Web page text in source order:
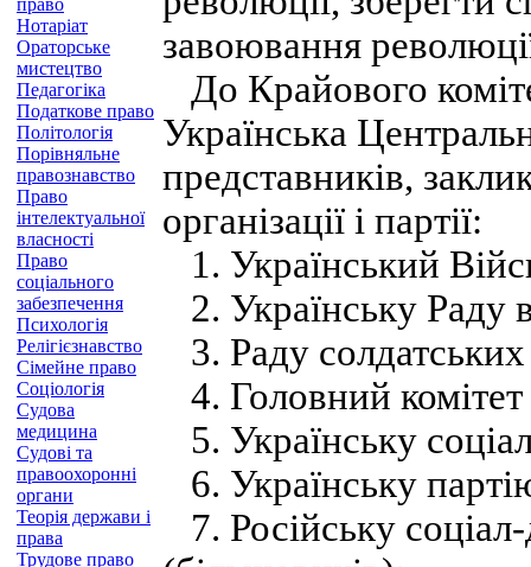
право
Нотаріат
Ораторське
мистецтво
Педагогіка
Податкове право
Політологія
Порівняльне
правознавство
Право
інтелектуальної
власності
Право
соціального
забезпечення
Психологія
Релігієзнавство
Сімейне право
Соціологія
Судова
медицина
Судові та
правоохоронні
органи
Теорія держави і
права
Трудове право
завоювання
До Крайового
Українська
представників,
організації і партії:
1. Український
2. Українську Раду
3. Раду солдатських
4. Головний комітет
5. Українську
6. Українську
7. Російську